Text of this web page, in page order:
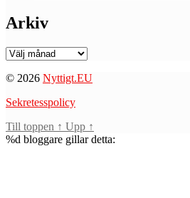
Arkiv
Arkiv
© 2026 Nyttigt.EU
Sekretesspolicy
Till toppen ↑ Upp ↑
%d bloggare gillar detta: